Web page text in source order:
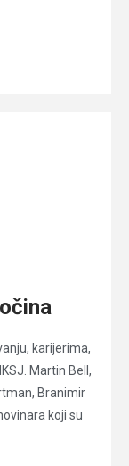
karijerima,
Martin Bell,
Branimir
koji su